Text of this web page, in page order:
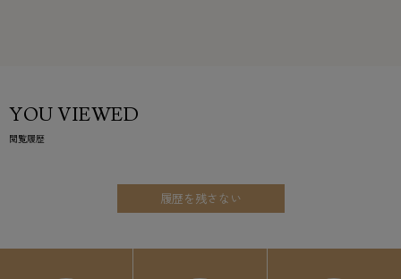
YOU VIEWED
閲覧履歴
履歴を残さない